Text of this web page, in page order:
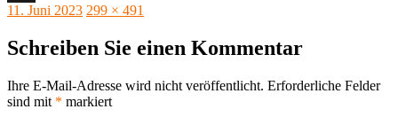
X
Veröffentlicht
11. Juni 2023 Originalgröße
299 × 491
Schreiben Sie einen Kommentar
Ihre E-Mail-Adresse wird nicht veröffentlicht. Erforderliche Felder
sind mit * markiert